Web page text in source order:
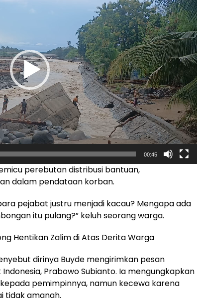
00:45
perebutan distribusi bantuan,
dalam pendataan korban.
pejabat justru menjadi kacau? Mengapa ada
itu pulang?” keluh seorang warga.
Hentikan Zalim di Atas Derita Warga
dirinya Buyde mengirimkan pesan
Prabowo Subianto. Ia mengungkapkan
pemimpinnya, namun kecewa karena
tidak amanah.